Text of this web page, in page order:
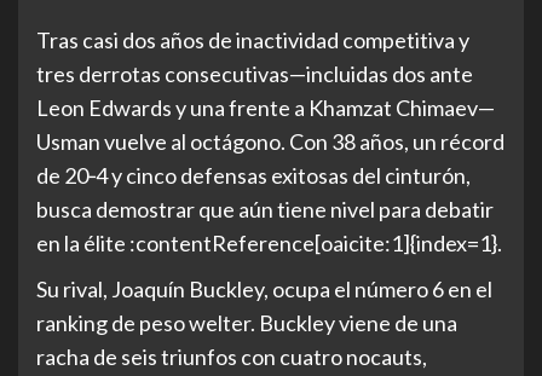
Tras casi dos años de inactividad competitiva y
tres derrotas consecutivas—incluidas dos ante
Leon Edwards y una frente a Khamzat Chimaev—
Usman vuelve al octágono. Con 38 años, un récord
de 20‑4 y cinco defensas exitosas del cinturón,
busca demostrar que aún tiene nivel para debatir
en la élite :contentReference[oaicite:1]{index=1}.
Su rival, Joaquín Buckley, ocupa el número 6 en el
ranking de peso welter. Buckley viene de una
racha de seis triunfos con cuatro nocauts,